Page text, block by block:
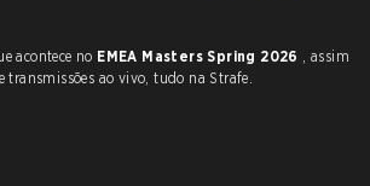
acontece no EMEA Masters Spring 2026 , assim
transmissões ao vivo, tudo na Strafe.